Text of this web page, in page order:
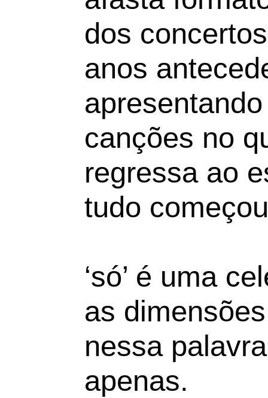
dos
anos
canções no
regressa ao
tudo
‘só’ é uma
as
nessa
apenas.